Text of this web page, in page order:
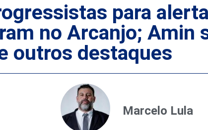
para
no Arcanjo; Amin
outros destaques
Marcelo Lula